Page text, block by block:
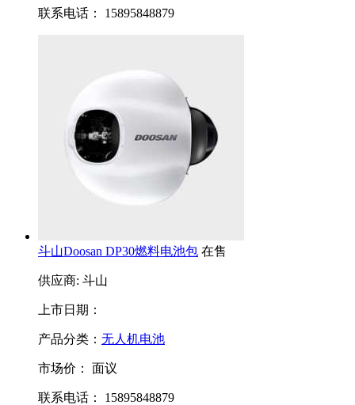
联系电话： 15895848879
斗山Doosan DP30燃料电池包 在售
供应商: 斗山
上市日期：
产品分类： 无人机电池
市场价： 面议
联系电话： 15895848879